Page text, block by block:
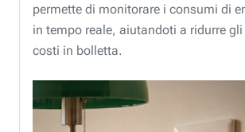
permette di monitorare i consumi di
in tempo reale, aiutandoti a ridurre gli
costi in bolletta.